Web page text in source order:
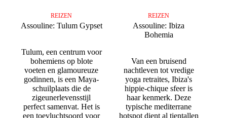
REIZEN
Assouline: Tulum Gypset
Tulum, een centrum voor
bohemiens op blote
voeten en glamoureuze
godinnen, is een Maya-
schuilplaats die de
zigeunerlevensstijl
perfect samenvat. Het is
een toevluchtsoord voor
REIZEN
Assouline: Ibiza
Bohemia
Van een bruisend
nachtleven tot vredige
yoga retraites, Ibiza's
hippie-chique sfeer is
haar kenmerk. Deze
typische mediterrane
hotspot dient al tientallen